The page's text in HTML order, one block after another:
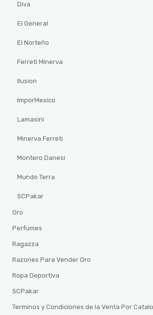
Diva
El General
El Norteño
Ferreti Minerva
Ilusion
ImporMexico
Lamasini
Minerva Ferreti
Montero Danesi
Mundo Terra
SCPakar
Oro
Perfumes
Ragazza
Razones Para Vender Oro
Ropa Deportiva
SCPakar
Terminos y Condiciones de la Venta Por